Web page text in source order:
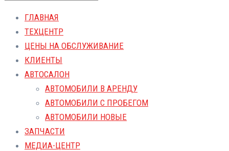
ГЛАВНАЯ
ТЕХЦЕНТР
ЦЕНЫ НА ОБСЛУЖИВАНИЕ
КЛИЕНТЫ
АВТОСАЛОН
АВТОМОБИЛИ В АРЕНДУ
АВТОМОБИЛИ С ПРОБЕГОМ
АВТОМОБИЛИ НОВЫЕ
ЗАПЧАСТИ
МЕДИА-ЦЕНТР